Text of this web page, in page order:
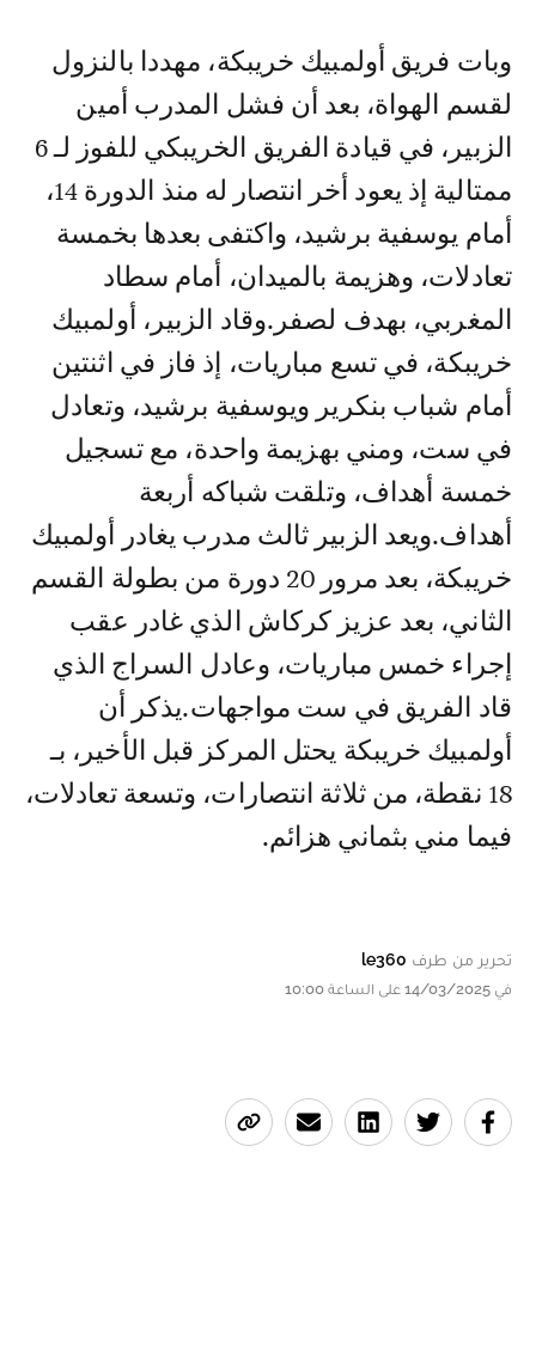
وبات فريق أولمبيك خريبكة، مهددا بالنزول
لقسم الهواة، بعد أن فشل المدرب أمين
الزبير، في قيادة الفريق الخريبكي للفوز لـ 6
ممتالية إذ يعود أخر انتصار له منذ الدورة 14،
أمام يوسفية برشيد، واكتفى بعدها بخمسة
تعادلات، وهزيمة بالميدان، أمام سطاد
المغربي، بهدف لصفر.وقاد الزبير، أولمبيك
خريبكة، في تسع مباريات، إذ فاز في اثنتين
أمام شباب بنكرير ويوسفية برشيد، وتعادل
في ست، ومني بهزيمة واحدة، مع تسجيل
خمسة أهداف، وتلقت شباكه أربعة
أهداف.ويعد الزبير ثالث مدرب يغادر أولمبيك
خريبكة، بعد مرور 20 دورة من بطولة القسم
الثاني، بعد عزيز كركاش الذي غادر عقب
إجراء خمس مباريات، وعادل السراج الذي
قاد الفريق في ست مواجهات.يذكر أن
أولمبيك خريبكة يحتل المركز قبل الأخير، بـ
18 نقطة، من ثلاثة انتصارات، وتسعة تعادلات،
فيما مني بثماني هزائم.
تحرير من طرف le360
في 14/03/2025 على الساعة 10:00